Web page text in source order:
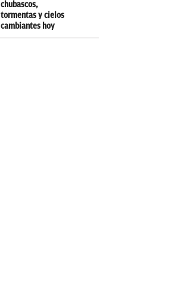
chubascos,
tormentas y cielos
cambiantes hoy